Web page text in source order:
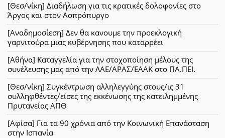
[Θεσ/νίκη] Διαδήλωση για τις κρατικές δολοφονίες στο
Άργος και στον Ασπρόπυργο
[Αναδημοσίεση] Δεν θα κανουμε την προεκλογική
γαρνιτούρα μιας κυβέρνησης που καταρρέει
[Αθήνα] Καταγγελία για την στοχοποίηση μέλους της
συνέλευσης μας από την ΛΑΕ/ΑΡΑΣ/ΕΑΑΚ στο ΠΑ.ΠΕΙ.
[Θεσ/νίκη] Συγκέντρωση αλληλεγγύης στους/ις 31
συλληφθέντες/είσες της εκκένωσης της κατειλημμένης
Πρυτανείας ΑΠΘ
[Αφίσα] Για τα 90 χρόνια από την Κοινωνική Επανάσταση
στην Ισπανία